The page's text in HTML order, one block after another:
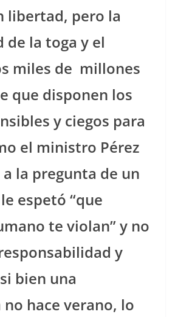
libertad, pero la
de la toga y el
miles de millones
que disponen los
y ciegos para
el ministro Pérez
la pregunta de un
espetó “que
te violan” y no
y
bien una
hace verano, lo